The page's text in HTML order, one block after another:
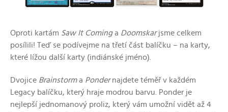
Oproti kartám Saw It Cominga Doomskarjsme celkem
posílili! Teď se podívejme na třetí část balíčku – na karty,
které lížou další karty (indiánské jméno).
Dvojice Brainstorma Pondernajdete téměř v každém
Legacy balíčku, který hraje modrou barvu. Ponder je
nejlepší jednomanový proliz, který vám umožní vidět až 4